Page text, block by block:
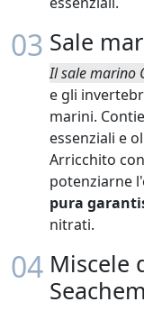
03 Sale
Il sale marino
e gli
marini.
essenziali e
Arricchito
potenziarne
pura
nitrati.
04 Miscele
Seachem